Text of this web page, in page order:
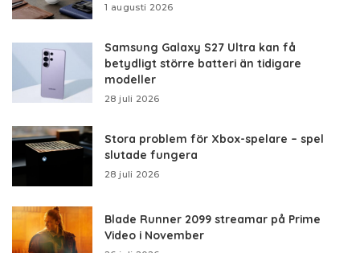
1 augusti 2026
Samsung Galaxy S27 Ultra kan få
betydligt större batteri än tidigare
modeller
28 juli 2026
Stora problem för Xbox-spelare – spel
slutade fungera
28 juli 2026
Blade Runner 2099 streamar på Prime
Video i November